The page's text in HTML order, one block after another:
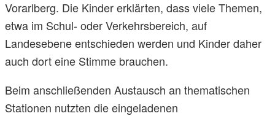
Vorarlberg. Die Kinder erklärten, dass viele Themen,
etwa im Schul- oder Verkehrsbereich, auf
Landesebene entschieden werden und Kinder daher
auch dort eine Stimme brauchen.
Beim anschließenden Austausch an thematischen
Stationen nutzten die eingeladenen